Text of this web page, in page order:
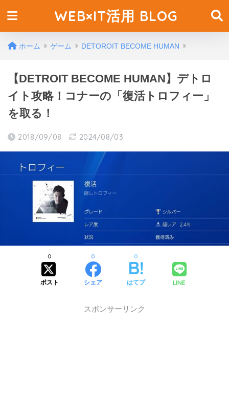
WEB×IT活用 BLOG
ホーム ゲーム DETOROIT BECOME HUMAN
【DETROIT BECOME HUMAN】デトロ
イト攻略！コナーの「復活トロフィー」
を取る！
2018/09/08 2024/08/03
ポスト
0
シェア
0
はてブ
0
LINE
スポンサーリンク